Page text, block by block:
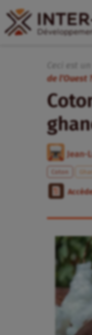
Ceci est
de l’Ouest
Jean-
Coton